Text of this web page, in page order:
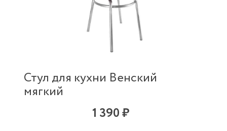
Стул для кухни Венский
мягкий
1 390 ₽